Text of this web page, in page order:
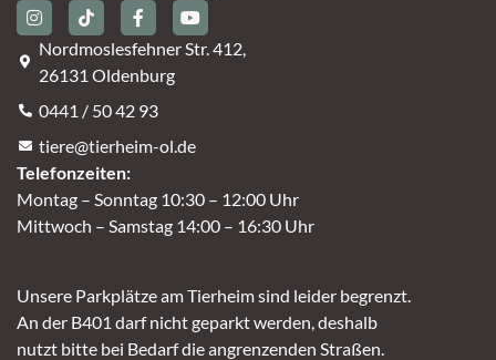
Nordmoslesfehner Str. 412,
26131 Oldenburg
0441 / 50 42 93
tiere@tierheim-ol.de
Telefonzeiten:
Montag – Sonntag 10:30 – 12:00 Uhr
Mittwoch – Samstag 14:00 – 16:30 Uhr
Unsere Parkplätze am Tierheim sind leider begrenzt.
An der B401 darf nicht geparkt werden, deshalb
nutzt bitte bei Bedarf die angrenzenden Straßen.